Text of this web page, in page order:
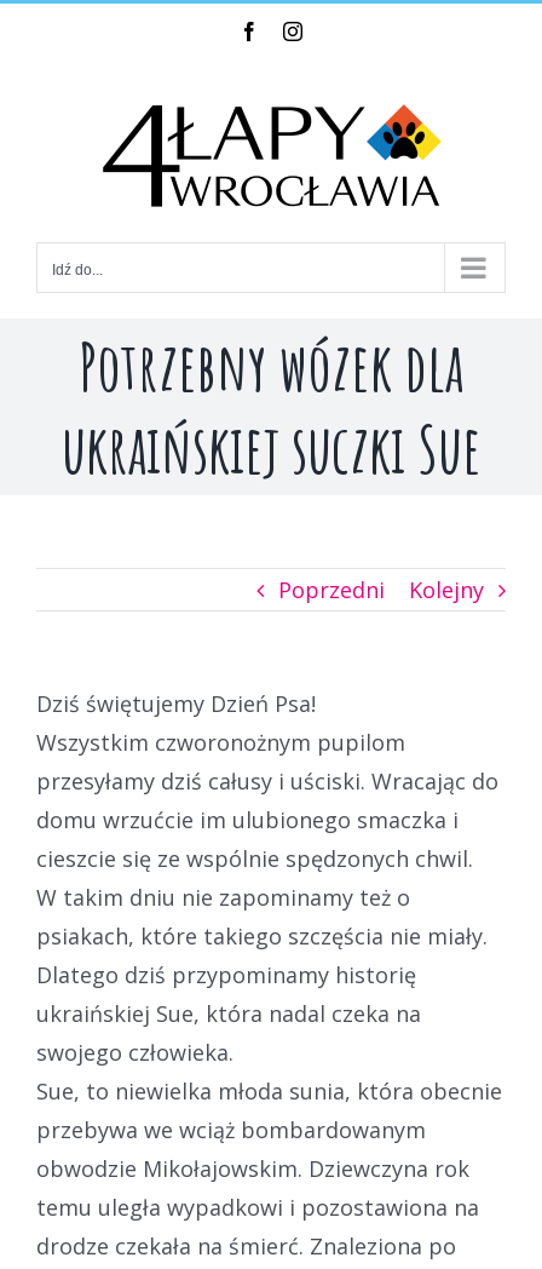
FacebookInstagram
Idź do...
Potrzebny wózek dla
ukraińskiej suczki Sue
Poprzedni Kolejny
Dziś świętujemy Dzień Psa!
Wszystkim czworonożnym pupilom
przesyłamy dziś całusy i uściski. Wracając do
domu wrzućcie im ulubionego smaczka i
cieszcie się ze wspólnie spędzonych chwil.
W takim dniu nie zapominamy też o
psiakach, które takiego szczęścia nie miały.
Dlatego dziś przypominamy historię
ukraińskiej Sue, która nadal czeka na
swojego człowieka.
Sue, to niewielka młoda sunia, która obecnie
przebywa we wciąż bombardowanym
obwodzie Mikołajowskim. Dziewczyna rok
temu uległa wypadkowi i pozostawiona na
drodze czekała na śmierć. Znaleziona po